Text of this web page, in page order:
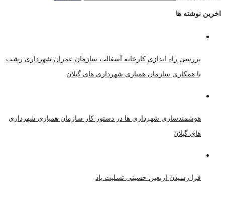
اخرین نوشته ها
بررسی راه اندازی کارخانه آسفالت سازمان عمران شهرداری رشت
با همکاری سازمان همیاری شهرداری های گیلان
هوشمندسازی شهرداری ها در دستور کار سازمان همیاری شهرداری
های گیلان
فرا رسیدن اربعین حسینی تسلیت باد